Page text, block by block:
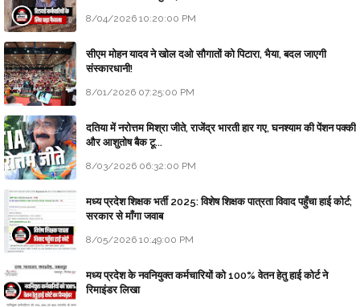
8/04/2026 10:20:00 PM
सीएम मोहन यादव ने खोल दओ सौगातों को पिटारा, भैया, बदल जाएगी
संस्कारधानी!
8/01/2026 07:25:00 PM
दतिया में नरोत्तम मिश्रा जीते, राजेंद्र भारती हार गए, घनश्याम की पेंशन पक्की
और आशुतोष बैक टू...
8/03/2026 06:32:00 PM
मध्य प्रदेश शिक्षक भर्ती 2025: विशेष शिक्षक पात्रता विवाद पहुँचा हाई कोर्ट;
सरकार से माँगा जवाब
8/05/2026 10:49:00 PM
मध्य प्रदेश के नवनियुक्त कर्मचारियों को 100% वेतन हेतु हाई कोर्ट ने
रिमाइंडर लिखा